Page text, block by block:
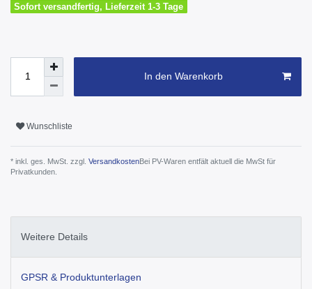
Sofort versandfertig, Lieferzeit 1-3 Tage
In den Warenkorb
Wunschliste
* inkl. ges. MwSt. zzgl. VersandkostenBei PV-Waren entfält aktuell die MwSt für
Privatkunden.
Weitere Details
GPSR & Produktunterlagen